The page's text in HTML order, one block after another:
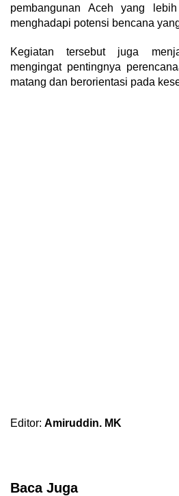
pembangunan Aceh yang
menghadapi potensi bencana
Kegiatan tersebut juga
mengingat pentingnya
matang dan berorientasi pada
Editor: Amiruddin. MK
Baca Juga